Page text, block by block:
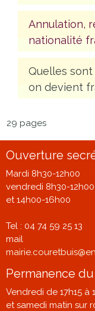
Annulation,
nationalité
Quelles
on devient
29 pages
Ouverture
Mardi 8h30-12h00
vendredi 8h30-12h00
et 14h00-16h00
Tel : 04 74 59 25 13
mail
Permanence
Vendredi de 17h15 à
et samedi matin sur